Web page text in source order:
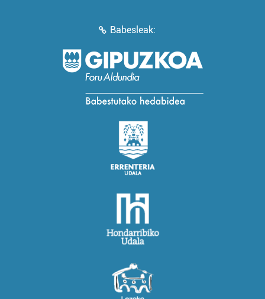
Babesleak: